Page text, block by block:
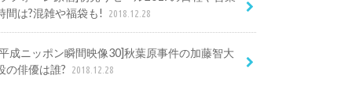
間は?混雑や福袋も!
2018.12.28
成ニッポン瞬間映像30]秋葉原事件の加藤智大
の俳優は誰?
2018.12.28